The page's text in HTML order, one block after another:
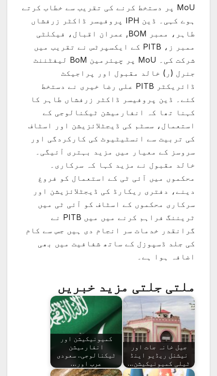
MoU پر دستخط کرنے کی تقریب سے خطاب کرتے
ہوے کہی۔ ڈین IPH پروفیسر ڈاکٹر زرفشاں
طاہر، ممبر BOM, عمران اقبال، فیکلٹی
ممبر ز، PITB کے ایکسپرٹس نے تقریب میں
شرکت کی۔ MoU پر چیئرمین BoM لیفٹننٹ
جنرل (ر) خالد مقبول اور پراجیکٹ
ڈائریکٹر PITB علی رضا خیری نے دستخط
کئے۔ ڈین پروفیسر ڈاکٹر زرفشاں طاہر کا
کہنا تھا کہ انفارمیشن ٹیکنالوجی کے
استعمال، سسٹم کی ڈیجٹلائزیشن اور اسٹاف
کی تربیت سے انسٹیٹیوٹ کی کارکردگی اور
سروسز کے معیار میں مزید بہتری آئیگی۔
خالد مقبول نے مزید کہا کہ سرکاری۔
محکموں میں آئی ٹی کے استعمال کو فروغ
دینے، دفتری ریکارڈ کی ڈیجٹلائزیشن اور
سرکاری محکموں کے اسٹاف کو آئی ٹی میں
ٹریننگ فراہم کرنے میں میں PITB نے
گرانقدر خدمات سر انجام دی ہیں جس سے کام
کی جلد ڈسپوزل کے ساتھ شفافیت میں بھی
اضافہ ہوا ہے۔
ملتی جلتی مزید خبریں
جیل خانہ جات اور
نیشنل ریڈیو اینڈ
ٹیلی کمیونیکیشن…
کمیونیکیشن اور
انفارمیشن
ٹیکنالوجی.. سعودی
عرب اور…